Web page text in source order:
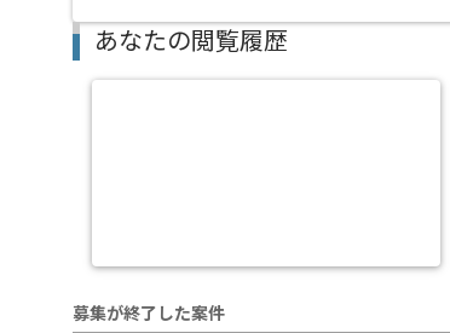
あなたの閲覧履歴
募集が終了した案件